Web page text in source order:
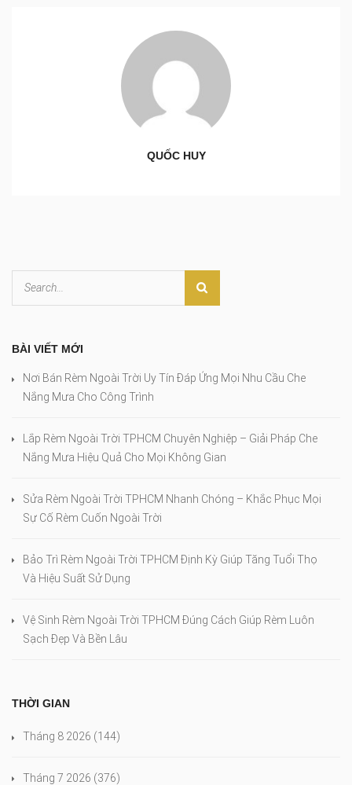
QUỐC HUY
BÀI VIẾT MỚI
Nơi Bán Rèm Ngoài Trời Uy Tín Đáp Ứng Mọi Nhu Cầu Che
Nắng Mưa Cho Công Trình
Lắp Rèm Ngoài Trời TPHCM Chuyên Nghiệp – Giải Pháp Che
Nắng Mưa Hiệu Quả Cho Mọi Không Gian
Sửa Rèm Ngoài Trời TPHCM Nhanh Chóng – Khắc Phục Mọi
Sự Cố Rèm Cuốn Ngoài Trời
Bảo Trì Rèm Ngoài Trời TPHCM Định Kỳ Giúp Tăng Tuổi Thọ
Và Hiệu Suất Sử Dụng
Vệ Sinh Rèm Ngoài Trời TPHCM Đúng Cách Giúp Rèm Luôn
Sạch Đẹp Và Bền Lâu
THỜI GIAN
Tháng 8 2026 (144)
Tháng 7 2026 (376)